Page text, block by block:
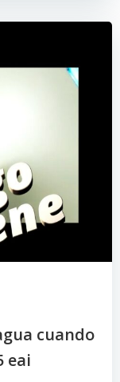
cuando
eai